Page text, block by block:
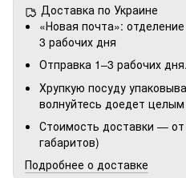
Доставка по Украине
«Новая почта»:
3 рабочих дня
Отправка 1–3 рабочих
Хрупкую посуду
волнуйтесь доедет целым
Стоимость доставки — от
габаритов)
Подробнее о доставке